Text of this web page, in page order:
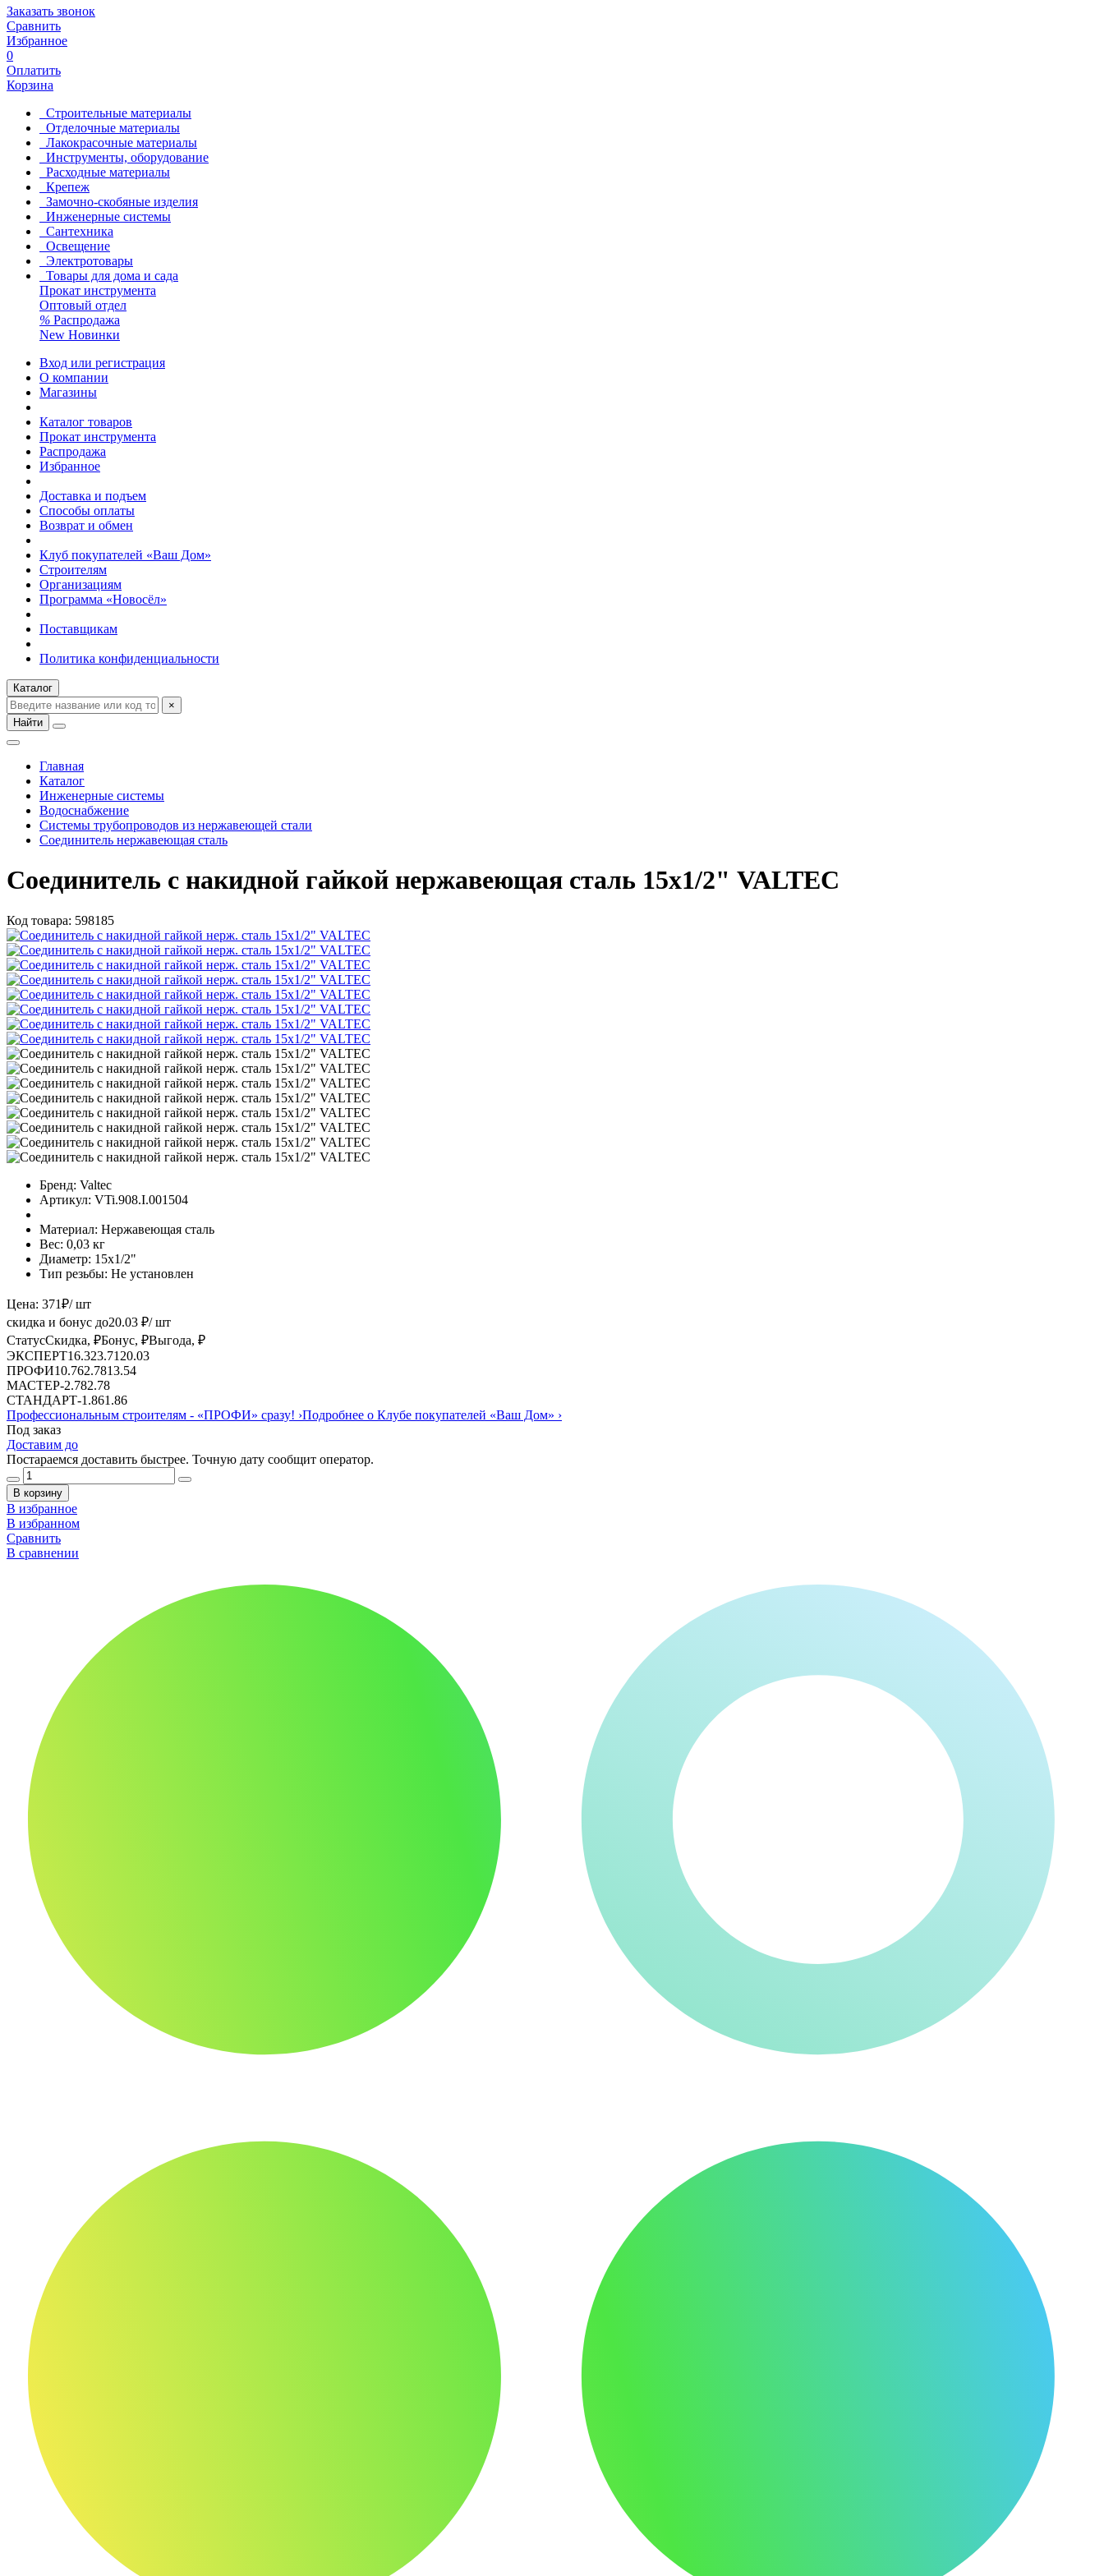
Заказать звонок
Сравнить
Избранное
0
Оплатить
Корзина
Строительные материалы
Отделочные материалы
Лакокрасочные материалы
Инструменты, оборудование
Расходные материалы
Крепеж
Замочно-скобяные изделия
Инженерные системы
Сантехника
Освещение
Электротовары
Товары для дома и сада
Прокат инструмента
Оптовый отдел
% Распродажа
New Новинки
Вход или регистрация
О компании
Магазины
Каталог товаров
Прокат инструмента
Распродажа
Избранное
Доставка и подъем
Способы оплаты
Возврат и обмен
Клуб покупателей «Ваш Дом»
Строителям
Организациям
Программа «Новосёл»
Поставщикам
Политика конфиденциальности
Каталог
×
Найти
Главная
Каталог
Инженерные системы
Водоснабжение
Системы трубопроводов из нержавеющей стали
Соединитель нержавеющая сталь
Соединитель с накидной гайкой нержавеющая сталь 15х1/2" VALTEC
Код товара: 598185
Бренд: Valtec
Артикул: VTi.908.I.001504
Материал: Нержавеющая сталь
Вес: 0,03 кг
Диаметр: 15х1/2"
Тип резьбы: Не установлен
Цена: 371₽/ шт
скидка и бонус до20.03 ₽/ шт
СтатусСкидка, ₽Бонус, ₽Выгода, ₽
ЭКСПЕРТ16.323.71 20.03
ПРОФИ10.762.7813.54
МАСТЕР-2.782.78
СТАНДАРТ-1.861.86
Профессиональным строителям - «ПРОФИ» сразу! ›Подробнее о Клубе покупателей «Ваш Дом» ›
Под заказ
Доставим до
Постараемся доставить быстрее. Точную дату сообщит оператор.
В корзину
В избранное
В избранном
Сравнить
В сравнении